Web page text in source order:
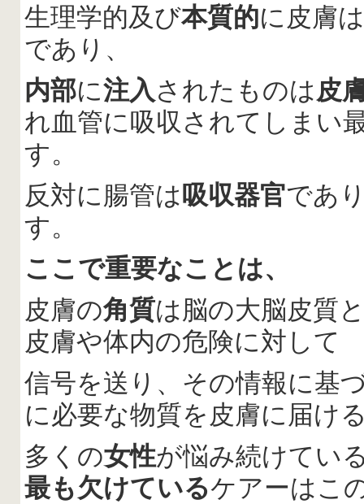
生理学的及び本質的に皮膚
であり、
内部に注入されたものは皮
れ血管に吸収されてしまい
す。
反対に腸管は吸収器官であ
す。
ここで重要なことは、
皮膚の角質は脳の大脳皮質
皮膚や体内の危険に対して
信号を送り、その情報に基
に必要な物質を皮膚に届け
多くの女性が悩み続けてい
最も欠けているケアーはこ